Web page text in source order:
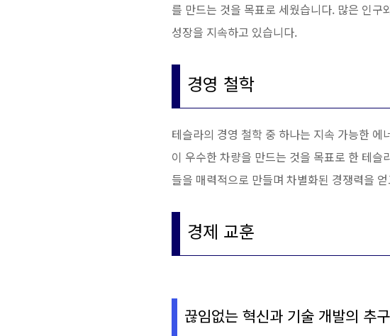
를 만드는 것을 목표로 세웠습니다. 많은 인
성장을 지속하고 있습니다.
경영 철학
테슬라의 경영 철학 중 하나는 지속 가능한
이 우수한 차량을 만드는 것을 목표로 한 테
들을 매력적으로 만들며 차별화된 경쟁력을
경제 교훈
끊임없는 혁신과 기술 개발의 추구